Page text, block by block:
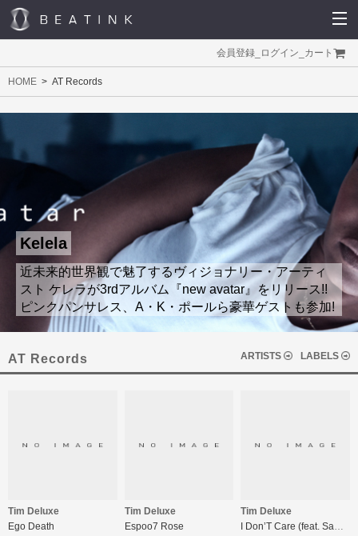
会員登録 ログイン カート
HOME AT Records
Kelela
近未来的世界観で魅了するヴィジョナリー・アーティ
スト ケレラが3rdアルバム『new avatar』をリリース!!
ピンクパンサレス、A・K・ポールら豪華ゲストも参加!
AT Records ARTISTS LABELS
Tim Deluxe
Ego Death
Tim Deluxe
Espoo7 Rose
Tim Deluxe
I Don’T Care (feat. Sam Obernik)